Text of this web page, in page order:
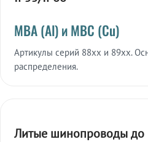
МВА (Al) и МВС (Cu)
Артикулы серий 88xx и 89xx.
распределения.
Литые шинопроводы до